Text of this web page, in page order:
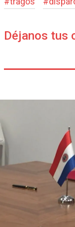
Déjanos tus